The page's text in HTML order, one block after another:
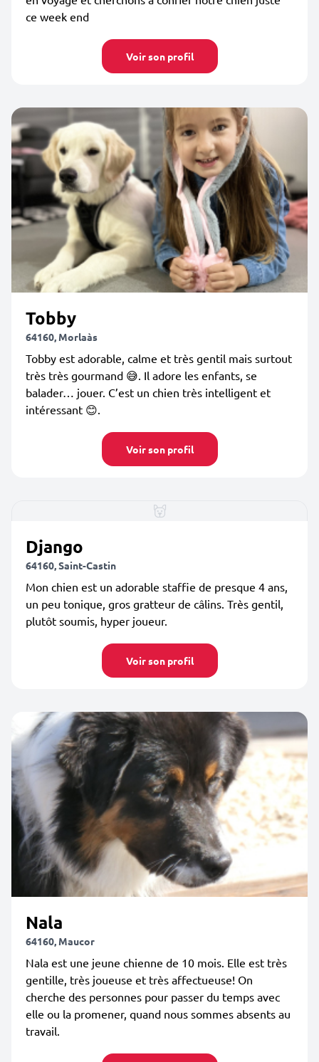
ce week end
Voir son profil
Tobby
64160, Morlaàs
Tobby est adorable, calme et très gentil mais surtout
très très gourmand 😅. Il adore les enfants, se
balader… jouer. C’est un chien très intelligent et
intéressant 😊.
Voir son profil
Django
64160, Saint-Castin
Mon chien est un adorable staffie de presque 4 ans,
un peu tonique, gros gratteur de câlins. Très gentil,
plutôt soumis, hyper joueur.
Voir son profil
Nala
64160, Maucor
Nala est une jeune chienne de 10 mois. Elle est très
gentille, très joueuse et très affectueuse! On
cherche des personnes pour passer du temps avec
elle ou la promener, quand nous sommes absents au
travail.